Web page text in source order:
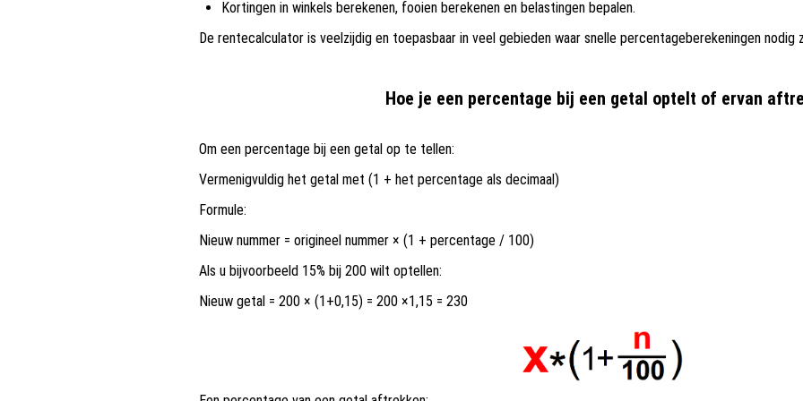
Kortingen in winkels berekenen, fooien berekenen en belastingen bepalen.
De rentecalculator is veelzijdig en toepasbaar in veel gebieden waar snelle percentageberekeningen nodig
Hoe je een percentage bij een getal optelt of ervan
Om een percentage bij een getal op te tellen:
Vermenigvuldig het getal met (1 + het percentage als decimaal)
Formule:
Nieuw nummer = origineel nummer × (1 + percentage / 100)
Als u bijvoorbeeld 15% bij 200 wilt optellen:
Nieuw getal = 200 × (1+0,15) = 200 ×1,15 = 230